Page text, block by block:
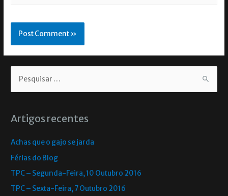
Artigos recentes
Achas que o gajo se jarda
Férias do Blog
TPC – Segunda-Feira, 10 Outubro 2016
TPC – Sexta-Feira, 7 Outubro 2016